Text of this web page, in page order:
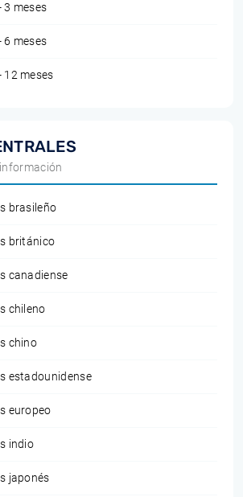
3 meses
6 meses
12 meses
brasileño
británico
canadiense
chileno
chino
estadounidense
europeo
indio
japonés